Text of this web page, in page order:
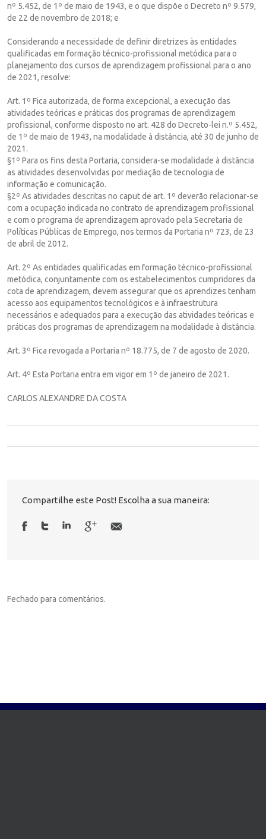
nº 5.452, de 1º de maio de 1943, e o que dispõe o Decreto nº 9.579,
de 22 de novembro de 2018; e
Considerando a necessidade de definir diretrizes às entidades
qualificadas em formação técnico-profissional metódica para o
planejamento dos cursos de aprendizagem profissional para o ano
de 2021, resolve:
Art. 1º Fica autorizada, de forma excepcional, a execução das
atividades teóricas e práticas dos programas de aprendizagem
profissional, conforme disposto no art. 428 do Decreto-lei n.º 5.452,
de 1º de maio de 1943, na modalidade à distância, até 30 de junho de
2021.
§1º Para os fins desta Portaria, considera-se modalidade à distância
as atividades desenvolvidas por mediação de tecnologia de
informação e comunicação.
§2º As atividades descritas no caput de art. 1º deverão relacionar-se
com a ocupação indicada no contrato de aprendizagem profissional
e com o programa de aprendizagem aprovado pela Secretaria de
Políticas Públicas de Emprego, nos termos da Portaria nº 723, de 23
de abril de 2012.
Art. 2º As entidades qualificadas em formação técnico-profissional
metódica, conjuntamente com os estabelecimentos cumpridores da
cota de aprendizagem, devem assegurar que os aprendizes tenham
acesso aos equipamentos tecnológicos e à infraestrutura
necessários e adequados para a execução das atividades teóricas e
práticas dos programas de aprendizagem na modalidade à distância.
Art. 3º Fica revogada a Portaria nº 18.775, de 7 de agosto de 2020.
Art. 4º Esta Portaria entra em vigor em 1º de janeiro de 2021.
CARLOS ALEXANDRE DA COSTA
Compartilhe este Post! Escolha a sua maneira:
Fechado para comentários.